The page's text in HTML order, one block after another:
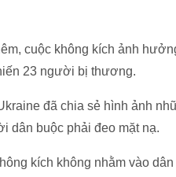
cuộc không kích ảnh
23 người bị thương.
đã chia sẻ hình ảnh
dân buộc phải đeo mặt nạ.
kích không nhằm vào